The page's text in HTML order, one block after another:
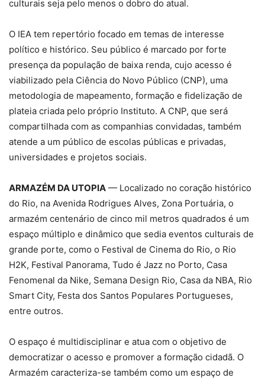
culturais seja pelo menos o dobro do atual.
O IEA tem repertório focado em temas de interesse
político e histórico. Seu público é marcado por forte
presença da população de baixa renda, cujo acesso é
viabilizado pela Ciência do Novo Público (CNP), uma
metodologia de mapeamento, formação e fidelização de
plateia criada pelo próprio Instituto. A CNP, que será
compartilhada com as companhias convidadas, também
atende a um público de escolas públicas e privadas,
universidades e projetos sociais.
ARMAZÉM DA UTOPIA — Localizado no coração histórico
do Rio, na Avenida Rodrigues Alves, Zona Portuária, o
armazém centenário de cinco mil metros quadrados é um
espaço múltiplo e dinâmico que sedia eventos culturais de
grande porte, como o Festival de Cinema do Rio, o Rio
H2K, Festival Panorama, Tudo é Jazz no Porto, Casa
Fenomenal da Nike, Semana Design Rio, Casa da NBA, Rio
Smart City, Festa dos Santos Populares Portugueses,
entre outros.
O espaço é multidisciplinar e atua com o objetivo de
democratizar o acesso e promover a formação cidadã. O
Armazém caracteriza-se também como um espaço de